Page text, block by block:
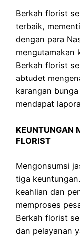
Berkah florist
terbaik,
dengan para
mengutamakan
Berkah florist
abtudet
karangan
mendapat
KEUNTUNGAN
FLORIST
Mengonsumsi
tiga
keahlian dan
memproses
Berkah florist
dan pelayanan